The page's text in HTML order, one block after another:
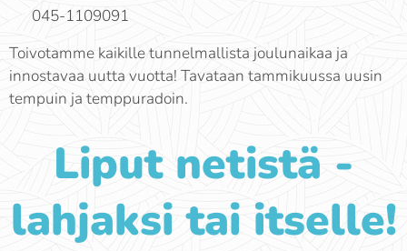
📞 045-1109091
Toivotamme kaikille tunnelmallista joulunaikaa ja
innostavaa uutta vuotta! Tavataan tammikuussa uusin
tempuin ja temppuradoin.
Liput netistä -
lahjaksi tai itselle!